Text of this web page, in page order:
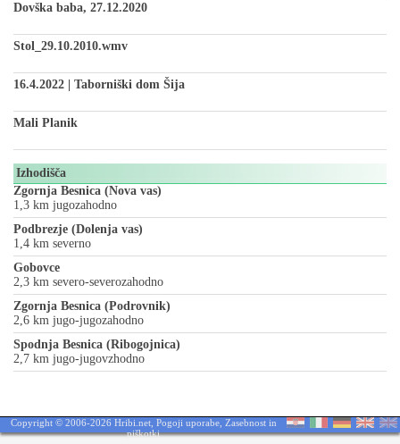
Dovška baba, 27.12.2020
Stol_29.10.2010.wmv
16.4.2022 | Taborniški dom Šija
Mali Planik
Izhodišča
Zgornja Besnica (Nova vas)
1,3 km jugozahodno
Podbrezje (Dolenja vas)
1,4 km severno
Gobovce
2,3 km severo-severozahodno
Zgornja Besnica (Podrovnik)
2,6 km jugo-jugozahodno
Spodnja Besnica (Ribogojnica)
2,7 km jugo-jugovzhodno
Copyright © 2006-2026 Hribi.net, Pogoji uporabe, Zasebnost in
piškotki